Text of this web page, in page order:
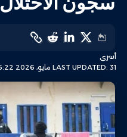
LAST UPDATED: 31 مايو، 2026 6:22 م
أسرى